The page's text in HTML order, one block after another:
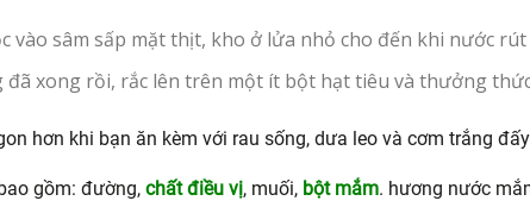
vào sâm sấp mặt thịt, kho ở lửa nhỏ cho đến khi nước
đã xong rồi, rắc lên trên một ít bột hạt tiêu và thưởng
hơn khi bạn ăn kèm với rau sống, dưa leo và cơm trắng
gồm: đường, chất điều vị, muối, bột mắm. hương nước